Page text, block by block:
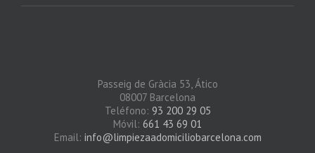
Passeig de Gràcia 53, Ático
08007 Barcelona
Teléfono: 93 200 29 05
Móvil: 661 43 69 01
Email: info@limpiezaadomiciliobarcelona.com